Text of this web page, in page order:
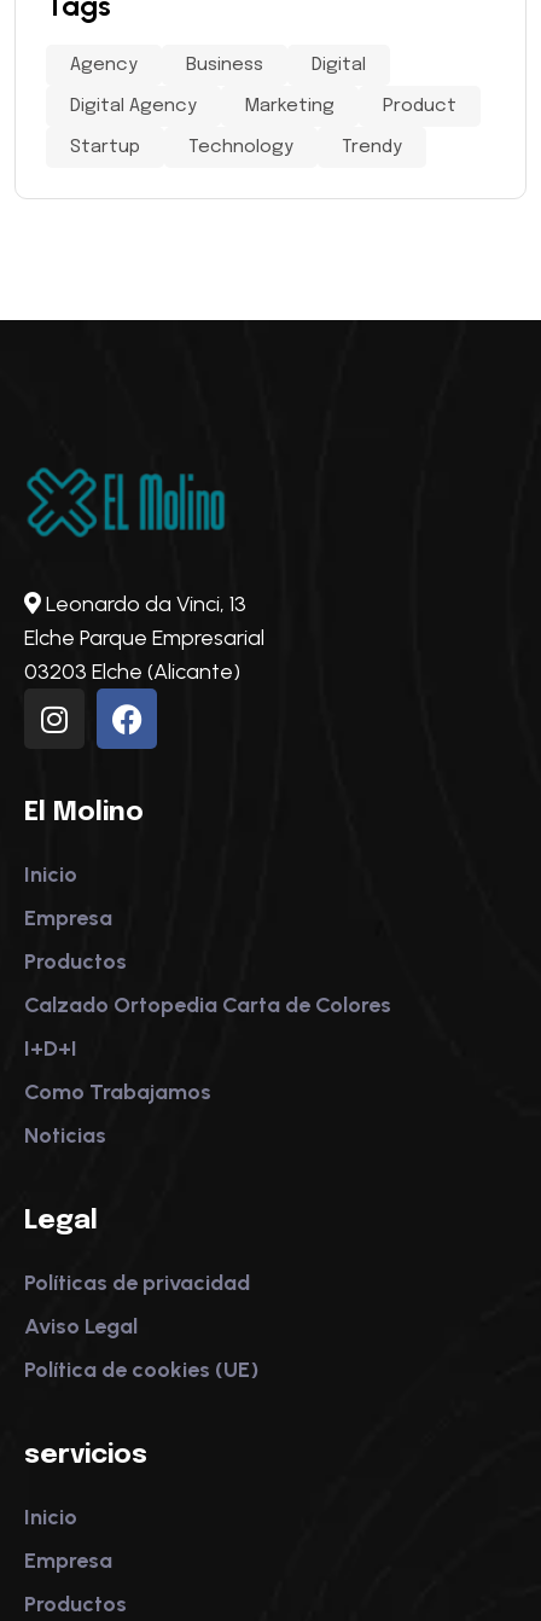
Agency Business Digital
Digital Agency Marketing Product
Startup Technology Trendy
Leonardo da Vinci, 13
Elche Parque Empresarial
03203 Elche (Alicante)
El Molino
Inicio
Empresa
Productos
Calzado Ortopedia Carta de Colores
I+D+I
Como Trabajamos
Noticias
Legal
Políticas de privacidad
Aviso Legal
Política de cookies (UE)
servicios
Inicio
Empresa
Productos